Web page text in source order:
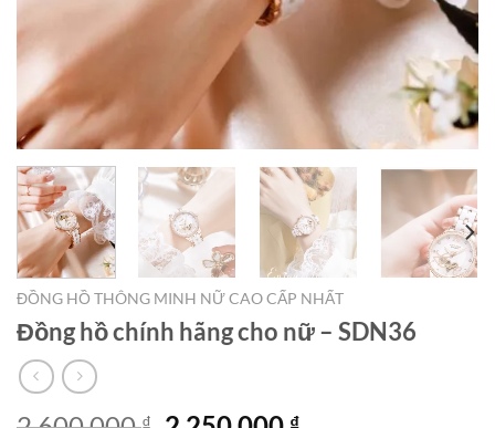
ĐỒNG HỒ THÔNG MINH NỮ CAO CẤP NHẤT
Đồng hồ chính hãng cho nữ – SDN36
₫ ₫